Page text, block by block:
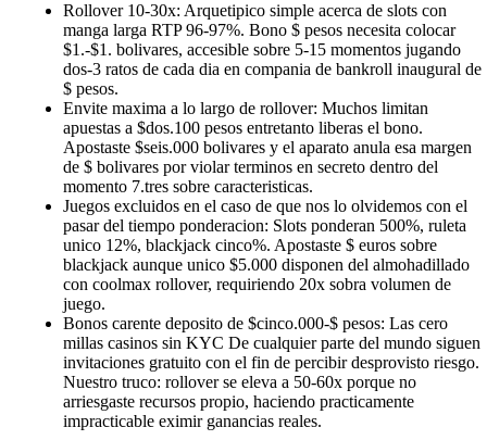
Rollover 10-30x: Arquetipico simple acerca de slots con
manga larga RTP 96-97%. Bono $ pesos necesita colocar
$1.-$1. bolivares, accesible sobre 5-15 momentos jugando
dos-3 ratos de cada dia en compania de bankroll inaugural de
$ pesos.
Envite maxima a lo largo de rollover: Muchos limitan
apuestas a $dos.100 pesos entretanto liberas el bono.
Apostaste $seis.000 bolivares y el aparato anula esa margen
de $ bolivares por violar terminos en secreto dentro del
momento 7.tres sobre caracteristicas.
Juegos excluidos en el caso de que nos lo olvidemos con el
pasar del tiempo ponderacion: Slots ponderan 500%, ruleta
unico 12%, blackjack cinco%. Apostaste $ euros sobre
blackjack aunque unico $5.000 disponen del almohadillado
con coolmax rollover, requiriendo 20x sobra volumen de
juego.
Bonos carente deposito de $cinco.000-$ pesos: Las cero
millas casinos sin KYC De cualquier parte del mundo siguen
invitaciones gratuito con el fin de percibir desprovisto riesgo.
Nuestro truco: rollover se eleva a 50-60x porque no
arriesgaste recursos propio, haciendo practicamente
impracticable eximir ganancias reales.